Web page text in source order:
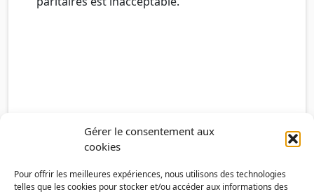
Gérer le consentement aux
cookies
Pour offrir les meilleures expériences, nous utilisons des technologies
telles que les cookies pour stocker et/ou accéder aux informations des